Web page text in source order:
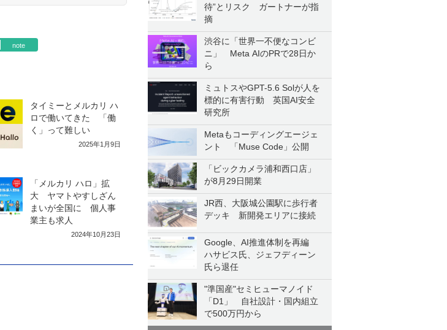
待”とリスク ガートナーが指
摘
渋谷に「世界一不便なコンビ
ニ」 Meta AIのPRで28日か
ら
ミュトスやGPT-5.6 Solが人を
標的に有害行動 英国AI安全
研究所
Metaもコーディングエージェ
ント 「Muse Code」公開
「ビックカメラ浦和西口店」
が8月29日開業
JR西、大阪城公園駅に歩行者
デッキ 新開発エリアに接続
Google、AI推進体制を再編
ハサビス氏、ジェフディーン
氏ら退任
"準国産"セミヒューマノイド
「D1」 自社設計・国内組立
で500万円から
note
タイミーとメルカリ ハ
ロで働いてきた 「働
く」って難しい
2025年1月9日
「メルカリ ハロ」拡
大 ヤマトやすしざん
まいが全国に 個人事
業主も求人
2024年10月23日